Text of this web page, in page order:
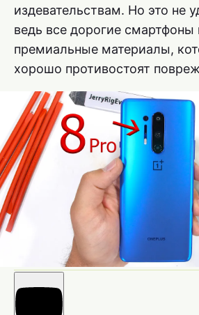
издевательствам. Но это не
ведь все дорогие смартфоны
премиальные материалы,
хорошо противостоят